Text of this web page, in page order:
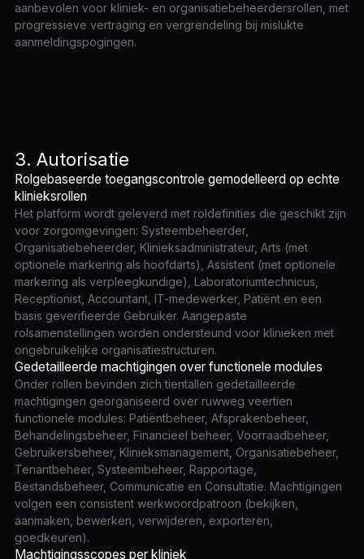
aanbevolen voor kliniek- en organisatiebeheerdersrollen, met
progressieve vertraging en vergrendeling bij mislukte
aanmeldingspogingen.
3. Autorisatie
Rolgebaseerde toegangscontrole gemodelleerd op echte
klinieksrollen
Het platform wordt geleverd met roldefinities die geschikt zijn
voor zorgomgevingen: Systeembeheerder,
Organisatiebeheerder, Klinieksadministrateur, Arts (met
optionele markering als hoofdarts), Assistent (met optionele
markering als verpleegkundige), Laboratoriumtechnicus,
Receptionist, Accountant, IT-medewerker, Patiënt en een
basis geverifieerde Gebruiker. Aangepaste
rolsamenstellingen worden ondersteund voor klinieken met
ongebruikelijke organisatiestructuren.
Gedetailleerde machtigingen over functionele modules
Onder rollen bevinden zich tientallen gedetailleerde
machtigingen georganiseerd over ruwweg veertien
functionele modules: Patiëntbeheer, Afsprakenbeheer,
Behandelingsbeheer, Financieel beheer, Voorraadbeheer,
Gebruikersbeheer, Klinieksmanagement, Organisatiebeheer,
Tenantbeheer, Systeembeheer, Rapportage,
Bestandsbeheer, Communicatie en Consultatie. Machtigingen
volgen een consistent werkwoordpatroon (bekijken,
aanmaken, bewerken, verwijderen, exporteren,
goedkeuren).
Machtigingsscopes per kliniek